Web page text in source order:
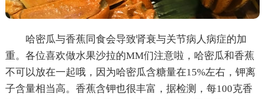
哈密瓜与香蕉同食会导致肾衰与关节病人病症的加
重。各位喜欢做水果沙拉的MM们注意啦，哈密瓜和香蕉
不可以放在一起哦，因为哈密瓜含糖量在15%左右，钾离
子含量相当高。香蕉含钾也很丰富，据检测，每100克香